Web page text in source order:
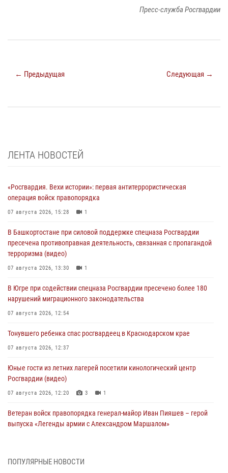
Пресс-служба Росгвардии
← Предыдущая Следующая →
ЛЕНТА НОВОСТЕЙ
«Росгвардия. Вехи истории»: первая антитеррористическая
операция войск правопорядка
07 августа 2026, 15:28 1
В Башкортостане при силовой поддержке спецназа Росгвардии
пресечена противоправная деятельность, связанная с пропагандой
терроризма (видео)
07 августа 2026, 13:30 1
В Югре при содействии спецназа Росгвардии пресечено более 180
нарушений миграционного законодательства
07 августа 2026, 12:54
Тонувшего ребенка спас росгвардеец в Краснодарском крае
07 августа 2026, 12:37
Юные гости из летних лагерей посетили кинологический центр
Росгвардии (видео)
07 августа 2026, 12:20 3 1
Ветеран войск правопорядка генерал-майор Иван Пияшев – герой
выпуска «Легенды армии с Александром Маршалом»
Представители ФСБ России по Уральскому округу Росгвардии и
ПОПУЛЯРНЫЕ НОВОСТИ